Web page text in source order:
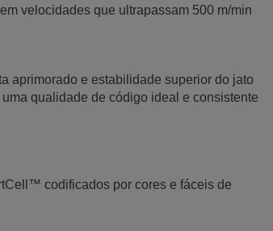
velocidades que ultrapassam 500 m/min
aprimorado e estabilidade superior do jato
qualidade de código ideal e consistente
codificados por cores e fáceis de